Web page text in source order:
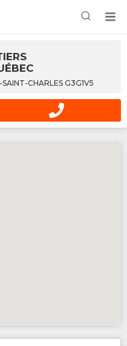
Entreprise / Rabais /
CHARLES G3G1V5